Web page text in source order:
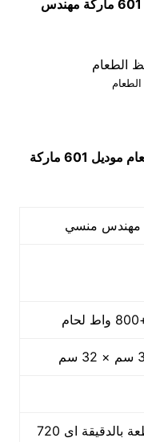
جهاز تفريغ الهواء لحفظ الطعام موديل 601 ماركة مهندس
موديل 601 ماركة
حتى 12 قطعة بالدقيقة اى 720